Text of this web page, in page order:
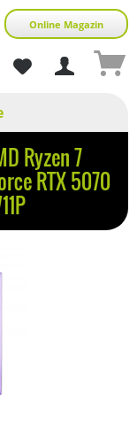
Online Magazin
Ryzen 7
RTX 5070